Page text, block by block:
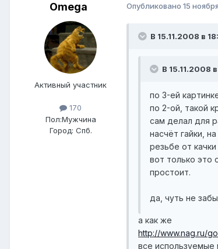
Omega
Активный участник
170
Пол:Мужчина
Город: Спб.
Опубликовано 15
В 15.11.2008 в
В 15.11.2008
по 3-ей
по 2-ой, такой
сам делал для
насчёт гайки,
резьбе от
вот только это
простоит.
да, чуть не
а как же
http://www.nag.ru/
все